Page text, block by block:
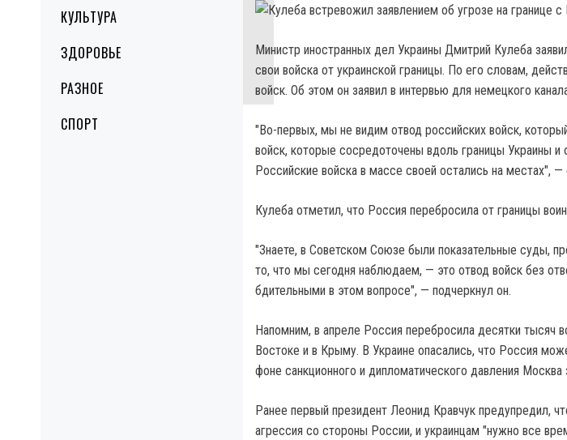
КУЛЬТУРА
ЗДОРОВЬЕ
РАЗНОЕ
СПОРТ
Министр иностранных дел Украины Дмитрий Кулеба
свои войска от украинской границы. По его словам,
войск. Об этом он заявил в интервью для немецкого
"Во-первых, мы не видим отвод российских войск,
войск, которые сосредоточены вдоль границы Украины и
Российские войска в массе своей остались на местах",
Кулеба отметил, что Россия перебросила от границы
"Знаете, в Советском Союзе были показательные суды,
то, что мы сегодня наблюдаем, — это отвод войск без
бдительными в этом вопросе", — подчеркнул он.
Напомним, в апреле Россия перебросила десятки тысяч
Востоке и в Крыму. В Украине опасались, что Россия
фоне санкционного и дипломатического давления Москва
Ранее первый президент Леонид Кравчук предупредил,
агрессия со стороны России, и украинцам "нужно все